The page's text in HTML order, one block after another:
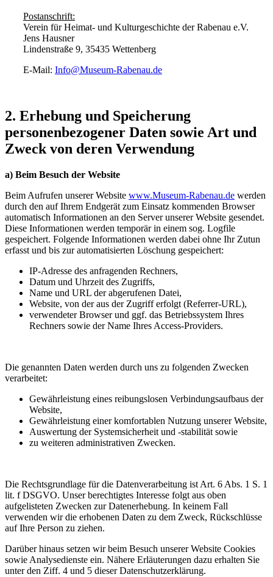
Postanschrift:
Verein für Heimat- und Kulturgeschichte der Rabenau e.V.
Jens Hausner
Lindenstraße 9, 35435 Wettenberg
E-Mail: Info@Museum-Rabenau.de
2. Erhebung und Speicherung
personenbezogener Daten sowie Art und
Zweck von deren Verwendung
a) Beim Besuch der Website
Beim Aufrufen unserer Website www.Museum-Rabenau.de werden
durch den auf Ihrem Endgerät zum Einsatz kommenden Browser
automatisch Informationen an den Server unserer Website gesendet.
Diese Informationen werden temporär in einem sog. Logfile
gespeichert. Folgende Informationen werden dabei ohne Ihr Zutun
erfasst und bis zur automatisierten Löschung gespeichert:
IP-Adresse des anfragenden Rechners,
Datum und Uhrzeit des Zugriffs,
Name und URL der abgerufenen Datei,
Website, von der aus der Zugriff erfolgt (Referrer-URL),
verwendeter Browser und ggf. das Betriebssystem Ihres
Rechners sowie der Name Ihres Access-Providers.
Die genannten Daten werden durch uns zu folgenden Zwecken
verarbeitet:
Gewährleistung eines reibungslosen Verbindungsaufbaus der
Website,
Gewährleistung einer komfortablen Nutzung unserer Website,
Auswertung der Systemsicherheit und -stabilität sowie
zu weiteren administrativen Zwecken.
Die Rechtsgrundlage für die Datenverarbeitung ist Art. 6 Abs. 1 S. 1
lit. f DSGVO. Unser berechtigtes Interesse folgt aus oben
aufgelisteten Zwecken zur Datenerhebung. In keinem Fall
verwenden wir die erhobenen Daten zu dem Zweck, Rückschlüsse
auf Ihre Person zu ziehen.
Darüber hinaus setzen wir beim Besuch unserer Website Cookies
sowie Analysedienste ein. Nähere Erläuterungen dazu erhalten Sie
unter den Ziff. 4 und 5 dieser Datenschutzerklärung.